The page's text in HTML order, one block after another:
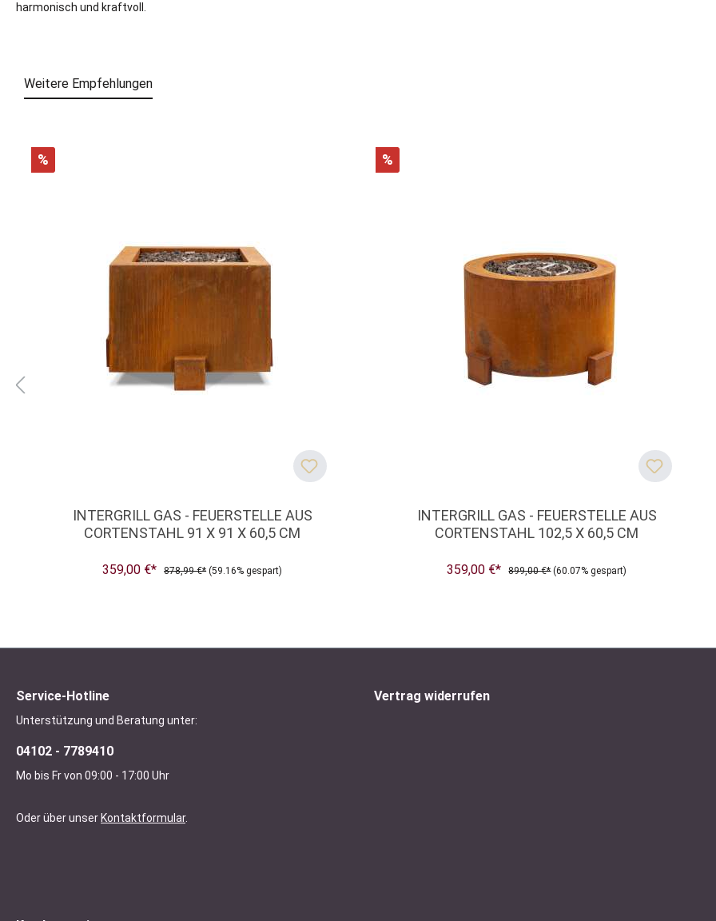
harmonisch und kraftvoll.
Weitere Empfehlungen
%
INTERGRILL GAS - FEUERSTELLE AUS
CORTENSTAHL 91 X 91 X 60,5 CM
359,00 €* 878,99 €* (59.16% gespart)
%
INTERGRILL GAS - FEUERSTELLE AUS
CORTENSTAHL 102,5 X 60,5 CM
359,00 €* 899,00 €* (60.07% gespart)
Service-Hotline
Unterstützung und Beratung unter:
04102 - 7789410
Mo bis Fr von 09:00 - 17:00 Uhr
Oder über unser Kontaktformular.
Vertrag widerrufen